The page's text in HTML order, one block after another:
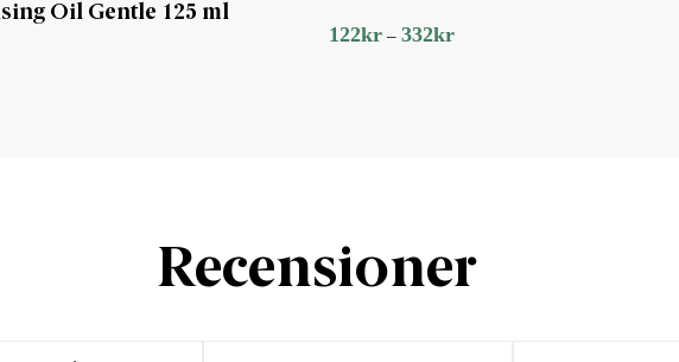
Oil Gentle 125 ml
122kr – 332kr
Recensioner